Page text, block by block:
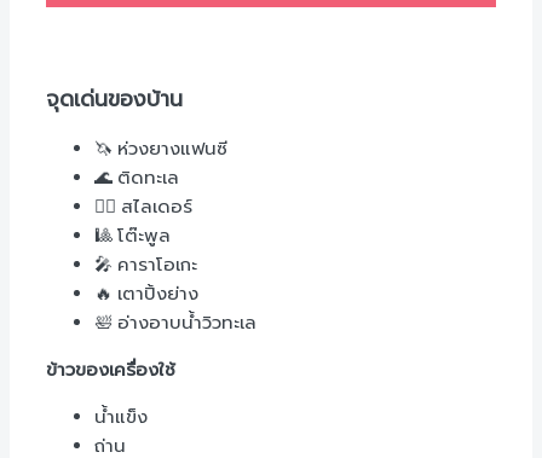
จุดเด่นของบ้าน
🦄 ห่วงยางแฟนซี
🌊 ติดทะเล
🏊‍♀️ สไลเดอร์
🎱 โต๊ะพูล
🎤 คาราโอเกะ
🔥 เตาปิ้งย่าง
🛀 อ่างอาบน้ำวิวทะเล
ข้าวของเครื่องใช้
น้ำแข็ง
ถ่าน